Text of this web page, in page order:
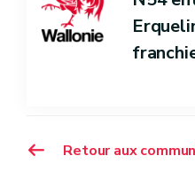
Retour aux